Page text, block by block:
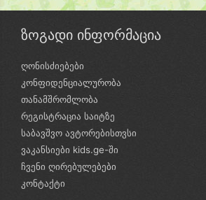
ზოგადი ინფორმაცია
ღონისძიებები
კონფიდენციალურობა
თანამშრომლობა
რეგისტრაცია საიტზე
საბავშვო ავტორებისთვსი
ვაკანსიები kids.ge-ში
ჩვენი ღირებულებები
კონტაქტი